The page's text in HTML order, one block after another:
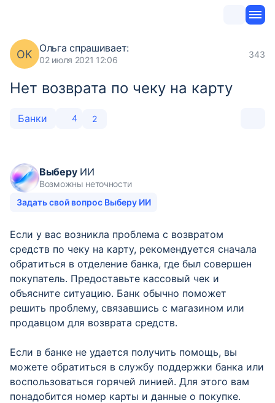
ОК Ольга спрашивает:
02 июля 2021 12:06
343
Нет возврата по чеку на карту
Банки 4 2
ВыберуИИ
Возможны неточности
Задать свой вопрос Выберу ИИ
Если у вас возникла проблема с возвратом
средств по чеку на карту, рекомендуется сначала
обратиться в отделение банка, где был совершен
покупатель. Предоставьте кассовый чек и
объясните ситуацию. Банк обычно поможет
решить проблему, связавшись с магазином или
продавцом для возврата средств.
Если в банке не удается получить помощь, вы
можете обратиться в службу поддержки банка или
воспользоваться горячей линией. Для этого вам
понадобится номер карты и данные о покупке.